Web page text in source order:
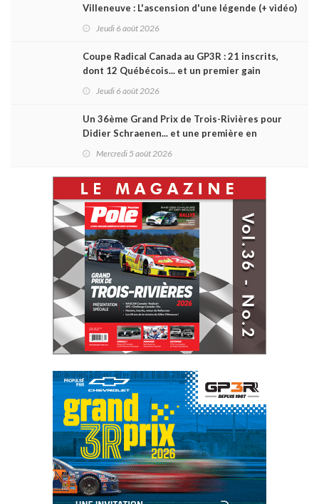
Villeneuve : L'ascension d'une légende (+ vidéo)
Jeudi 6 août 2026
Coupe Radical Canada au GP3R : 21 inscrits,
dont 12 Québécois... et un premier gain
Jeudi 6 août 2026
Un 36ème Grand Prix de Trois-Rivières pour
Didier Schraenen... et une première en
Mercredi 5 août 2026